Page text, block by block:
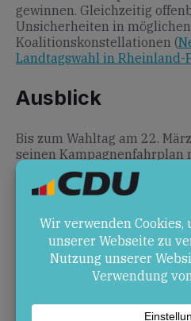
gewinnen. Gleichzeitig
Unsicherheiten in möglichen
Koalitionskonstellationen (
Landtagswahl in Rheinland-
Ausblick
Bis zum Wahltag am 22.
seinen Kampagnenfahrplan
Veranstaltungen und
fortsetzen.
Quellen
marc-fuchs.de–
Rheinland-Pfalz